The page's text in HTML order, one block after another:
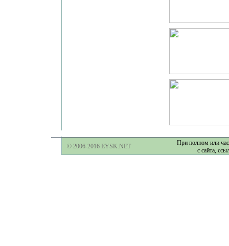
© 2006-2016 EYSK.NET
При полном или
с сайта,